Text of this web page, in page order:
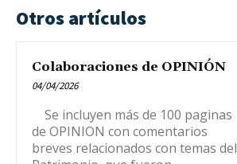
Otros artículos
Colaboraciones de OPINIÓN
04/04/2026
de OPINION con comentarios
breves relacionados con temas del